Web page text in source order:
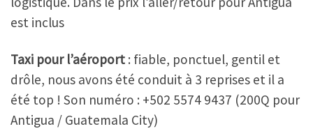
est inclus
Taxi pour l’aéroport : fiable, ponctuel, gentil et
drôle, nous avons été conduit à 3 reprises et il a
été top ! Son numéro : +502 5574 9437 (200Q pour
Antigua / Guatemala City)